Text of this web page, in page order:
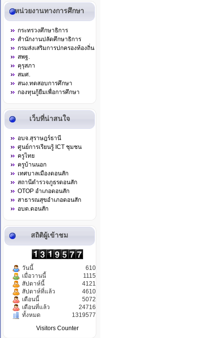
หน่วยงานทางการศึกษา
กระทรวงศึกษาธิการ
สำนักงานปลัดศึกษาธิการ
กรมส่งเสริมการปกครองท้องถิ่น
สพฐ.
คุรุสภา
สมศ.
สนง.ทดสอบการศึกษา
กองทุนกู้ยืมเพื่อการศึกษา
เว็บที่น่าสนใจ
อบจ.สุราษฎร์ธานี
ศูนย์การเรียนรู้ ICT ชุมชน
ครูไทย
ครูบ้านนอก
เทศบาลเมืองดอนสัก
สถานีตำรวจภูธรดอนสัก
OTOP อำเภอดอนสัก
สาธารณสุขอำเภอดอนสัก
อบต.ดอนสัก
สถิติผู้เข้าชม
วันนี้
610
เมื่อวานนี้
1115
สัปดาห์นี้
4121
สัปดาห์ที่แล้ว
4610
เดือนนี้
5072
เดือนที่แล้ว
24716
ทั้งหมด
1319577
Visitors Counter